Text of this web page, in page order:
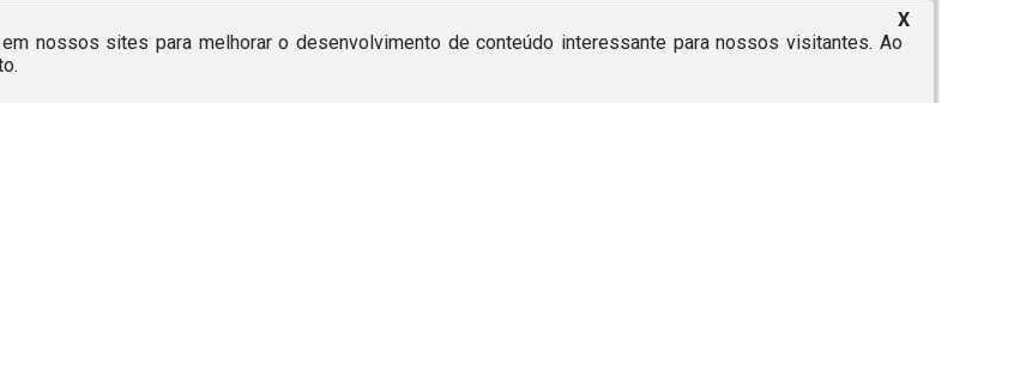
nossos sites para melhorar o desenvolvimento de conteúdo interessante para nossos visitantes. Ao
X